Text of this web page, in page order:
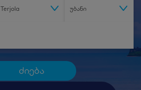
Terjola უბანი
ძიება